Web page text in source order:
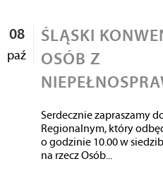
08
paź
ŚLĄSKI
OSÓB Z
Serdecznie zapraszamy
Regionalnym, który
o godzinie 10.00 w
na rzecz Osób...